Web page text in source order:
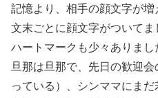
記憶より、相手の顔文字が
文末ごとに顔文字がついてま
ハートマークも少々ありまし
旦那は旦那で、先日の歓迎
っている）、シンママにま